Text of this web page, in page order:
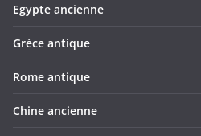
Egypte ancienne
Grèce antique
Rome antique
Chine ancienne